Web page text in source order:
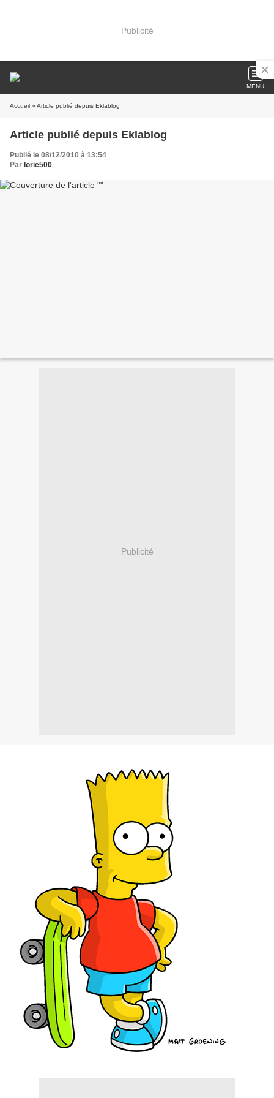
Publicité
MENU
Accueil » Article publié depuis Eklablog
Article publié depuis Eklablog
Publié le 08/12/2010 à 13:54
Par lorie500
Publicité